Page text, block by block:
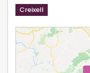
Creixell